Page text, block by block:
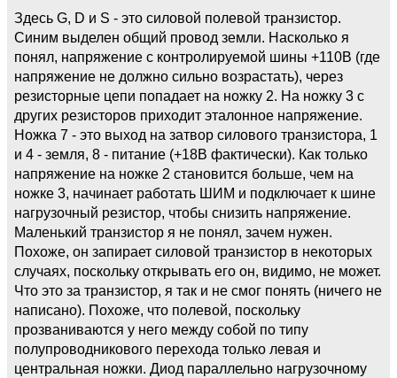
Здесь G, D и S - это силовой полевой транзистор.
Синим выделен общий провод земли. Насколько я
понял, напряжение с контролируемой шины +110В (где
напряжение не должно сильно возрастать), через
резисторные цепи попадает на ножку 2. На ножку 3 с
других резисторов приходит эталонное напряжение.
Ножка 7 - это выход на затвор силового транзистора, 1
и 4 - земля, 8 - питание (+18В фактически). Как только
напряжение на ножке 2 становится больше, чем на
ножке 3, начинает работать ШИМ и подключает к шине
нагрузочный резистор, чтобы снизить напряжение.
Маленький транзистор я не понял, зачем нужен.
Похоже, он запирает силовой транзистор в некоторых
случаях, поскольку открывать его он, видимо, не может.
Что это за транзистор, я так и не смог понять (ничего не
написано). Похоже, что полевой, поскольку
прозваниваются у него между собой по типу
полупроводникового перехода только левая и
центральная ножки. Диод параллельно нагрузочному